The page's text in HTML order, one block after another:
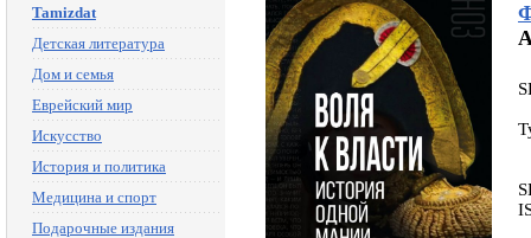
Tamizdat
Детская литература
Дом и семья
Еврейский мир
Искусство
История и политика
Медицина и спорт
Подарочные издания